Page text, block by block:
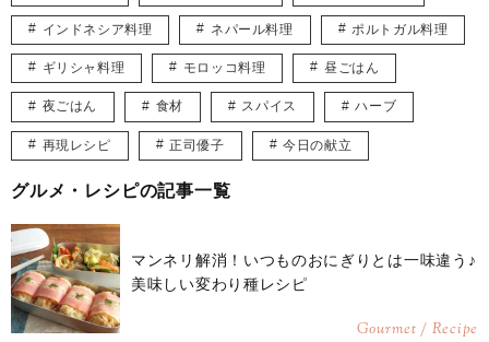
インドネシア料理 ネパール料理 ポルトガル料理
ギリシャ料理 モロッコ料理 昼ごはん
夜ごはん 食材 スパイス ハーブ
再現レシピ 正司優子 今日の献立
グルメ・レシピの記事一覧
マンネリ解消！いつものおにぎりとは一味違う♪
美味しい変わり種レシピ
Gourmet / Recipe